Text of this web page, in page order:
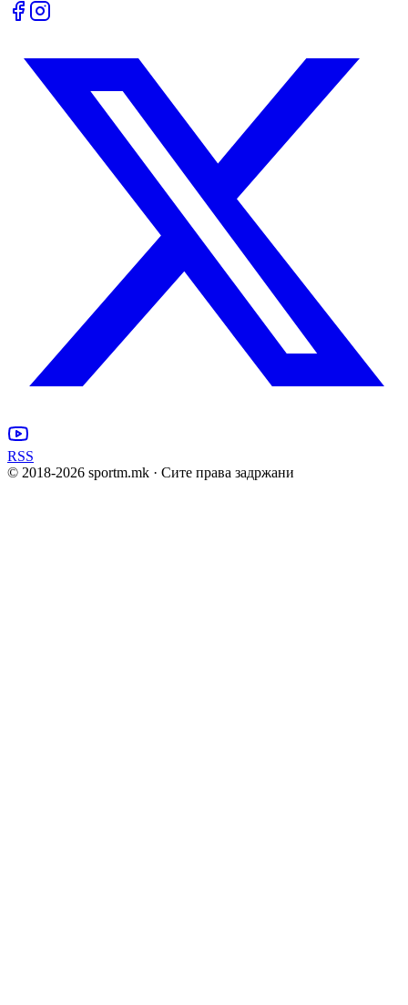
RSS
© 2018-2026 sportm.mk · Сите права задржани